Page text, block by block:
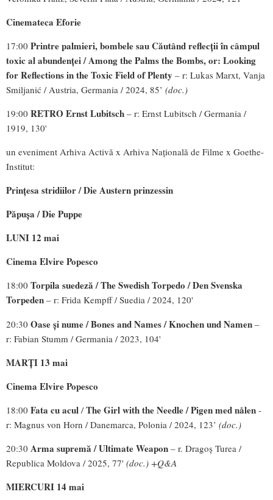
Cinemateca Eforie
17:00 Printre palmieri, bombele sau Căutând reflecții în câmpul
toxic al abundenței / Among the Palms the Bombs, or: Looking
for Reflections in the Toxic Field of Plenty – r: Lukas Marxt, Vanja
Smiljanić / Austria, Germania / 2024, 85’ (doc.)
19:00 RETRO Ernst Lubitsch – r: Ernst Lubitsch / Germania /
1919, 130'
un eveniment Arhiva Activă x Arhiva Națională de Filme x Goethe-
Institut:
Prințesa stridiilor / Die Austern prinzessin
Păpușa / Die Puppe
LUNI 12 mai
Cinema Elvire Popesco
18:00 Torpila suedeză / The Swedish Torpedo / Den Svenska
Torpeden – r: Frida Kempff / Suedia / 2024, 120'
20:30 Oase și nume /Bones and Names / Knochen und Namen –
r: Fabian Stumm / Germania / 2023, 104'
MARȚI 13 mai
Cinema Elvire Popesco
18:00 Fata cu acul /The Girl with the Needle / Pigen med nålen -
r: Magnus von Horn / Danemarca, Polonia / 2024, 123’ (doc.)
20:30 Arma supremă / Ultimate Weapon – r. Dragoș Turea /
Republica Moldova / 2025, 77' (doc.) +Q&A
MIERCURI 14 mai